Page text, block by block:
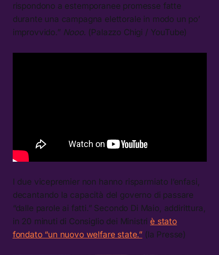
rispondono a estemporanee promesse fatte
durante una campagna elettorale in modo un po’
improvvido.” Nooo. (Palazzo Chigi / YouTube)
I due vicepremier non hanno risparmiato l’enfasi,
decantando la capacità del governo di passare
“dalle parole ai fatti.” Secondo Di Maio, addirittura,
in 20 minuti di Consiglio dei Ministri è stato
fondato “un nuovo welfare state.” (la Presse)